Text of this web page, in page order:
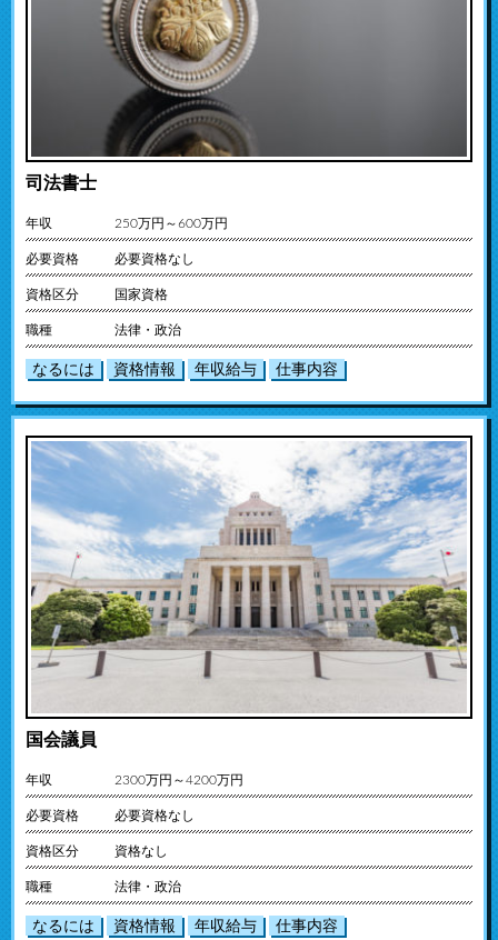
司法書士
年収 250万円～600万円
必要資格 必要資格なし
資格区分 国家資格
職種 法律・政治
なるには 資格情報 年収給与 仕事内容
国会議員
年収 2300万円～4200万円
必要資格 必要資格なし
資格区分 資格なし
職種 法律・政治
なるには 資格情報 年収給与 仕事内容